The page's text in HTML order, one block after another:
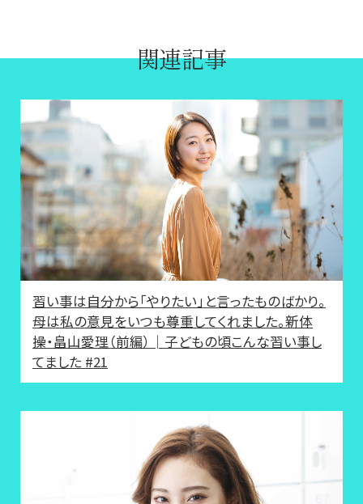
関連記事
習い事は自分から「やりたい」と言ったものばかり。
母は私の意見をいつも尊重してくれました。新体
操・畠山愛理（前編）│子どもの頃こんな習い事し
てました #21